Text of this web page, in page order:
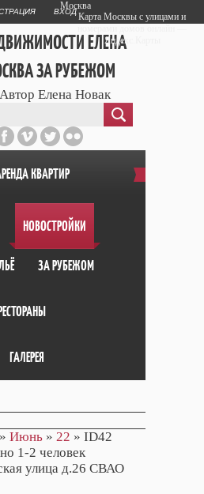
ВХОД
ЕЛЕНА
ЗА РУБЕЖОМ
эксперта автора web
Елена Новак
КВАРТИР
НОВОСТРОЙКИ
ЗА РУБЕЖОМ
ГАЛЕРЕЯ
» Июнь » 22 » ID42
1-2 человек
улица д.26 СВАО
Москва
Карта Москвы с улицами и
Яндекс.Карты